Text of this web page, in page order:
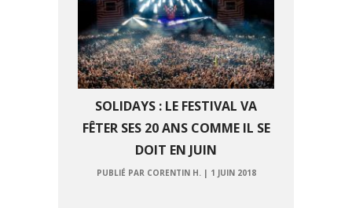
SOLIDAYS : LE FESTIVAL VA
FÊTER SES 20 ANS COMME IL SE
DOIT EN JUIN
PUBLIÉ PAR CORENTIN H. | 1 JUIN 2018